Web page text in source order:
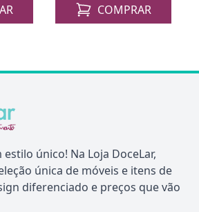
COMPRAR
único! Na Loja DoceLar,
única de móveis e itens de
diferenciado e preços que vão